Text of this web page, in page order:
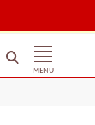
MENU